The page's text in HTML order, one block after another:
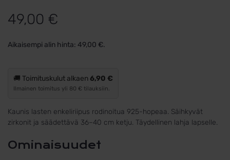
49,00 €
Aikaisempi alin hinta: 49,00 €.
🚚 Toimituskulut alkaen6,90 €
Ilmainen toimitus yli 80 € tilauksiin.
Kaunis lasten enkeliriipus rodinoitua 925-hopeaa. Säihkyvät
zirkonit ja säädettävä 36–40 cm ketju. Täydellinen lahja lapselle.
Ominaisuudet